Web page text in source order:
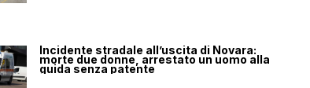
Incidente stradale all’uscita di Novara:
morte due donne, arrestato un uomo alla
guida senza patente